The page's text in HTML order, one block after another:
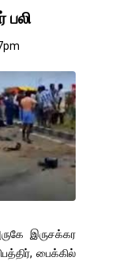
பலி
இருசக்கர
பைக்கில்